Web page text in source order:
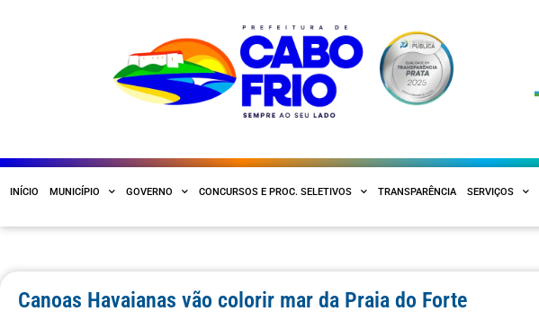
INÍCIO MUNICÍPIO GOVERNO CONCURSOS E PROC. SELETIVOS TRANSPARÊNCIA SERVIÇOS
Canoas Havaianas vão colorir mar da Praia do Forte